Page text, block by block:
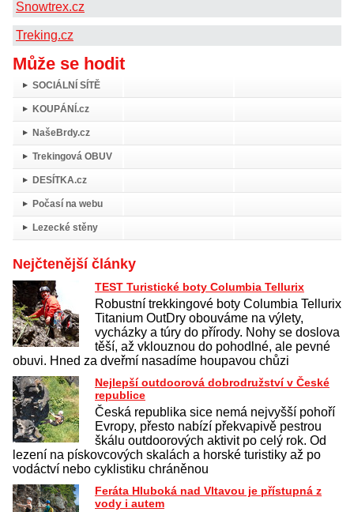
Snowtrex.cz
Treking.cz
Může se hodit
SOCIÁLNÍ SÍTĚ
KOUPÁNÍ.cz
NašeBrdy.cz
Trekingová OBUV
DESÍTKA.cz
Počasí na webu
Lezecké stěny
Nejčtenější články
TEST Turistické boty Columbia Tellurix
Robustní trekkingové boty Columbia Tellurix
Titanium OutDry obouváme na výlety,
vycházky a túry do přírody. Nohy se doslova
těší, až vklouznou do pohodlné, ale pevné
obuvi. Hned za dveřmí nasadíme houpavou chůzi
Nejlepší outdoorová dobrodružství v České
republice
Česká republika sice nemá nejvyšší pohoří
Evropy, přesto nabízí překvapivě pestrou
škálu outdoorových aktivit po celý rok. Od
lezení na pískovcových skalách a horské turistiky až po
vodáctví nebo cyklistiku chráněnou
Feráta Hluboká nad Vltavou je přístupná z
vody i autem